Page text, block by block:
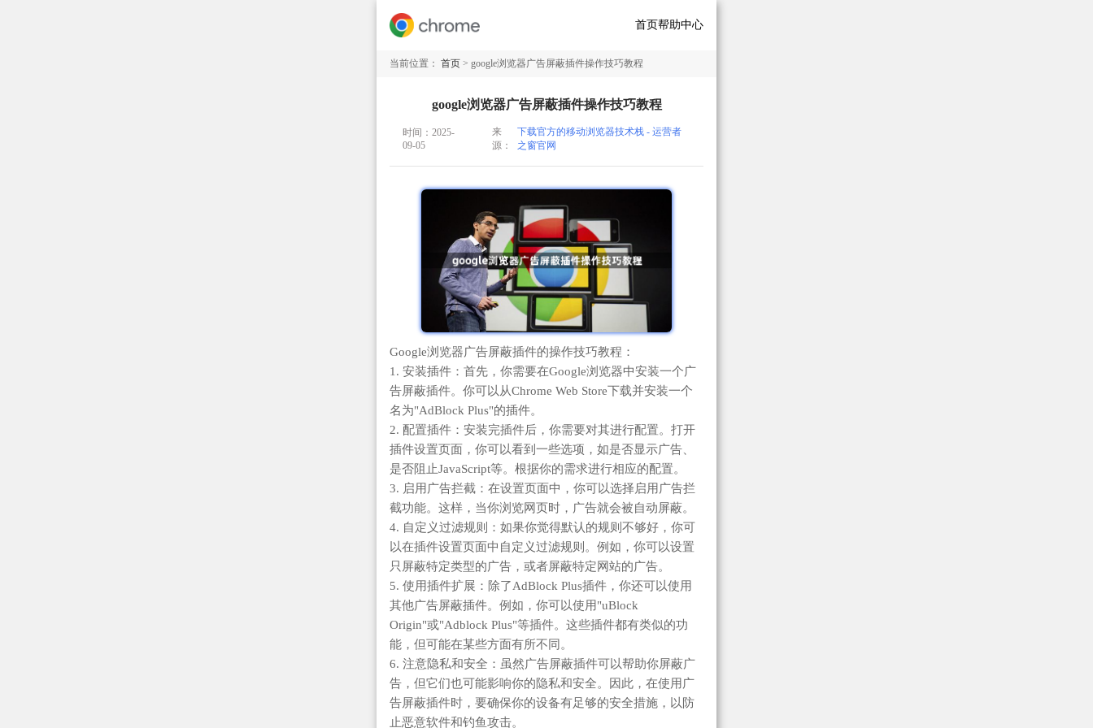
首页帮助中心
当前位置： 首页 > google浏览器广告屏蔽插件操作技巧教程
google浏览器广告屏蔽插件操作技巧教程
时间：2025-
09-05
来
源：
下载官方的移动浏览器技术栈 - 运营者
之窗官网
Google浏览器广告屏蔽插件的操作技巧教程：
1. 安装插件：首先，你需要在Google浏览器中安装一个广
告屏蔽插件。你可以从Chrome Web Store下载并安装一个
名为"AdBlock Plus"的插件。
2. 配置插件：安装完插件后，你需要对其进行配置。打开
插件设置页面，你可以看到一些选项，如是否显示广告、
是否阻止JavaScript等。根据你的需求进行相应的配置。
3. 启用广告拦截：在设置页面中，你可以选择启用广告拦
截功能。这样，当你浏览网页时，广告就会被自动屏蔽。
4. 自定义过滤规则：如果你觉得默认的规则不够好，你可
以在插件设置页面中自定义过滤规则。例如，你可以设置
只屏蔽特定类型的广告，或者屏蔽特定网站的广告。
5. 使用插件扩展：除了AdBlock Plus插件，你还可以使用
其他广告屏蔽插件。例如，你可以使用"uBlock
Origin"或"Adblock Plus"等插件。这些插件都有类似的功
能，但可能在某些方面有所不同。
6. 注意隐私和安全：虽然广告屏蔽插件可以帮助你屏蔽广
告，但它们也可能影响你的隐私和安全。因此，在使用广
告屏蔽插件时，要确保你的设备有足够的安全措施，以防
止恶意软件和钓鱼攻击。